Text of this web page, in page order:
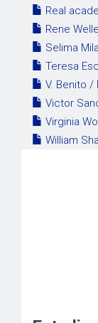
Real
Rene
Selima
Teresa
V. Benito /
Victor
Virginia
William